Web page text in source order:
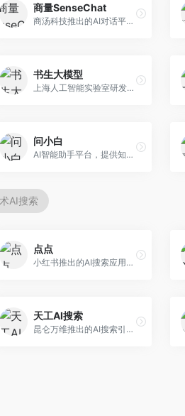
商量SenseChat
商汤科技推出的AI对话平台，结合计算机视觉和自然语言处理技术。面向企业用户和开发者，支持多模态交互，视觉理解能力强，适合智能客服和内容创作场景。
书生大模型
上海人工智能实验室研发的开源大模型系列，支持多尺度和多模态。面向研究机构和开发者，开源生态完善，学术研究背景深厚，适合科研和定制开发。
问小白
AI智能助手平台，提供知识问答、文本创作、文档处理等服务。面向普通用户和职场人士，操作简便，响应速度快，支持多场景应用。
AI搜索
点点
小红书推出的AI搜索应用，专注于生活方式内容搜索。面向小红书用户，提供生活攻略、消费决策、内容推荐等服务，生活方式内容丰富。
天工AI搜索
昆仑万维推出的AI搜索引擎，整合大模型与搜索能力。面向普通用户，提供智能问答、深度搜索、内容整理等服务，中文搜索体验好。